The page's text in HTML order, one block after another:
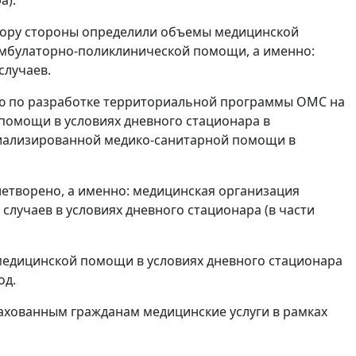
стороны определили объемы медицинской
поликлинической помощи, а именно:
по разработке территориальной программы ОМС на
в условиях дневного стационара в
медико-санитарной помощи в
а именно: медицинская организация
в условиях дневного стационара (в части
помощи в условиях дневного стационара
гражданам медицинские услуги в рамках